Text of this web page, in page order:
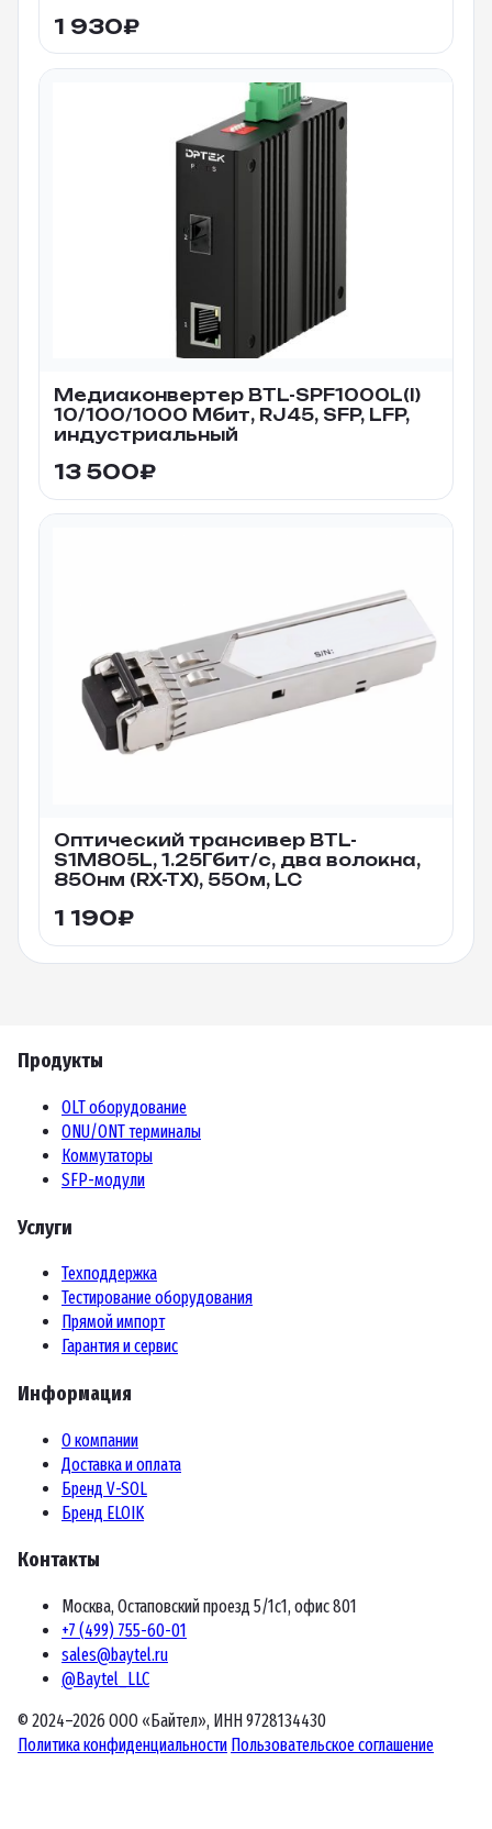
1 930₽
Медиаконвертер BTL-SPF1000L(I)
10/100/1000 Мбит, RJ45, SFP, LFP,
индустриальный
13 500₽
Оптический трансивер BTL-
S1M805L, 1.25Гбит/c, два волокна,
850нм (RX-TX), 550м, LC
1 190₽
Продукты
OLT оборудование
ONU/ONT терминалы
Коммутаторы
SFP-модули
Услуги
Техподдержка
Тестирование оборудования
Прямой импорт
Гарантия и сервис
Информация
О компании
Доставка и оплата
Бренд V-SOL
Бренд ELOIK
Контакты
Москва, Остаповский проезд 5/1с1, офис 801
+7 (499) 755-60-01
sales@baytel.ru
@Baytel_LLC
© 2024–2026 ООО «Байтел», ИНН 9728134430
Политика конфиденциальности Пользовательское соглашение